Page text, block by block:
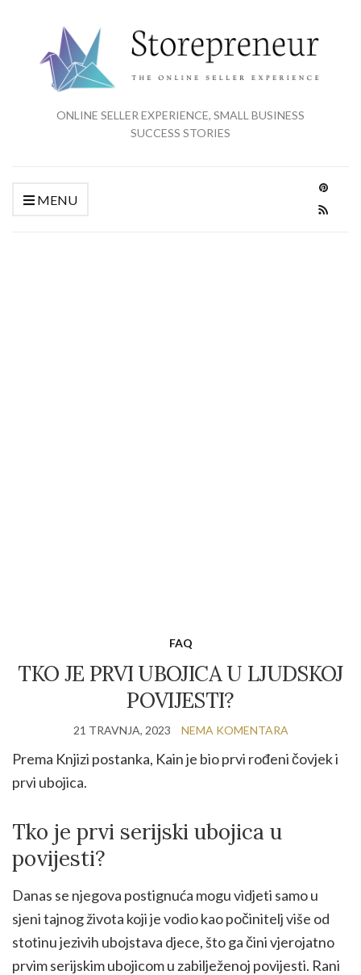
ONLINE SELLER EXPERIENCE, SMALL BUSINESS
SUCCESS STORIES
MENU
FAQ
TKO JE PRVI UBOJICA U LJUDSKOJ
POVIJESTI?
21 TRAVNJA, 2023 NEMA KOMENTARA
Prema Knjizi postanka, Kain je bio prvi rođeni čovjek i
prvi ubojica.
Tko je prvi serijski ubojica u
povijesti?
Danas se njegova postignuća mogu vidjeti samo u
sjeni tajnog života koji je vodio kao počinitelj više od
stotinu jezivih ubojstava djece, što ga čini vjerojatno
prvim serijskim ubojicom u zabilježenoj povijesti. Rani